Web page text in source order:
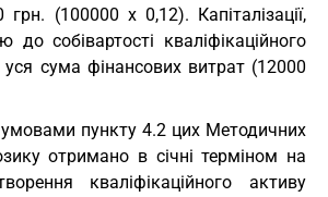
(100000 х 0,12). Капіталізації,
собівартості кваліфікаційного
уся сума фінансових витрат (12000
пункту 4.2 цих Методичних
отримано в січні терміном на
кваліфікаційного активу